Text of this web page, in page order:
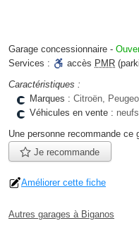
Garage concessionnaire -
Services :
accès PMR
Caractéristiques :
Marques : Citroën,
Véhicules en vente :
Une personne recommande ce
Je recommande
Améliorer cette fiche
Autres garages à Biganos